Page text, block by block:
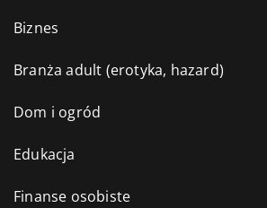
Biznes
Branża adult (erotyka, hazard)
Dom i ogród
Edukacja
Finanse osobiste